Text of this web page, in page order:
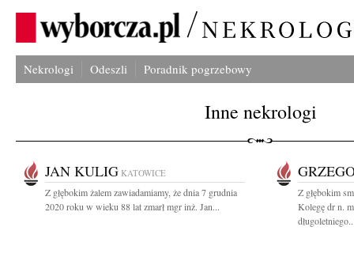
Nekrologi Odeszli Poradnik pogrzebowy
Inne nekrologi
JAN KULIG KATOWICE
Z głębokim żalem zawiadamiamy, że dnia 7 grudnia
2020 roku w wieku 88 lat zmarł mgr inż. Jan...
Z głębokim
Kolegę dr n.